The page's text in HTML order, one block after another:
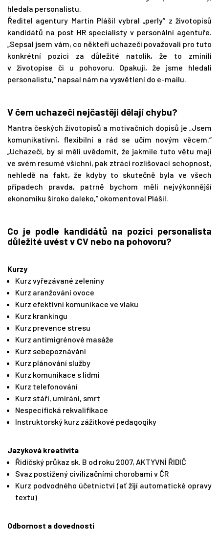
hledala personalistu.
Ředitel agentury Martin Plášil vybral „perly“ z životopisů
kandidátů na post HR specialisty v personální agentuře.
„Sepsal jsem vám, co někteří uchazeči považovali pro tuto
konkrétní pozici za důležité natolik, že to zmínili
v životopise či u pohovoru. Opakuji, že jsme hledali
personalistu,“ napsal nám na vysvětlení do e-mailu.
V čem uchazeči nejčastěji dělají chybu?
Mantra českých životopisů a motivačních dopisů je „Jsem
komunikativní, flexibilní a rád se učím novým věcem.“
„Uchazeči, by si měli uvědomit, že jakmile tuto větu mají
ve svém resumé všichni, pak ztrácí rozlišovací schopnost,
nehledě na fakt, že kdyby to skutečně byla ve všech
případech pravda, patrně bychom měli nejvýkonnější
ekonomiku široko daleko,“ okomentoval Plášil.
Co je podle kandidátů na pozici personalista
důležité uvést v CV nebo na pohovoru?
Kurzy
Kurz vyřezávané zeleniny
Kurz aranžování ovoce
Kurz efektivní komunikace ve vlaku
Kurz krankingu
Kurz prevence stresu
Kurz antimigrénové masáže
Kurz sebepoznávání
Kurz plánování služby
Kurz komunikace s lidmi
Kurz telefonování
Kurz stáří, umírání, smrt
Nespecifická rekvalifikace
Instruktorský kurz zážitkové pedagogiky
Jazyková kreativita
Řidičský průkaz sk. B od roku 2007, AKTYVNÍ ŘIDIČ
Svaz postižený civilizačními chorobami v ČR
Kurz podvodného účetnictví (ať žijí automatické opravy
textu)
Odbornost a dovednosti